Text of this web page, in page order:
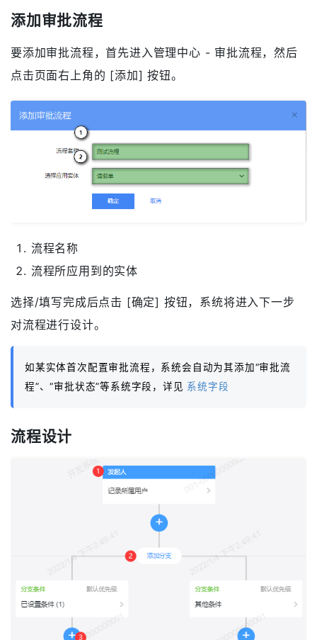
添加审批流程
要添加审批流程，首先进入管理中心 - 审批流程，然后
点击页面右上角的 [添加] 按钮。
流程名称
流程所应用到的实体
选择/填写完成后点击 [确定] 按钮，系统将进入下一步
对流程进行设计。
如某实体首次配置审批流程，系统会自动为其添加“审批流
程”、“审批状态”等系统字段，详见 系统字段
流程设计